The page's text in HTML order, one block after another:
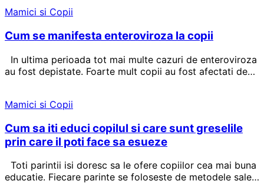
Mamici si Copii
Cum se manifesta enteroviroza la copii
In ultima perioada tot mai multe cazuri de enteroviroza
au fost depistate. Foarte mult copii au fost afectati de…
Mamici si Copii
Cum sa iti educi copilul si care sunt greselile
prin care il poti face sa esueze
Toti parintii isi doresc sa le ofere copiilor cea mai buna
educatie. Fiecare parinte se foloseste de metodele sale…